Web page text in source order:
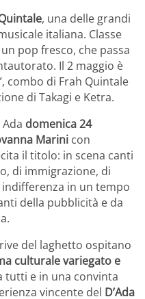
, una delle grandi
italiana. Classe
pop fresco, che passa
Il 2 maggio è
combo di Frah Quintale
di Takagi e Ketra.
domenica24
Marini con
il titolo: in scena canti
di immigrazione, di
in un tempo
della pubblicità e da
del laghetto ospitano
culturale variegato e
tutti e in una convinta
vincente del D’Ada